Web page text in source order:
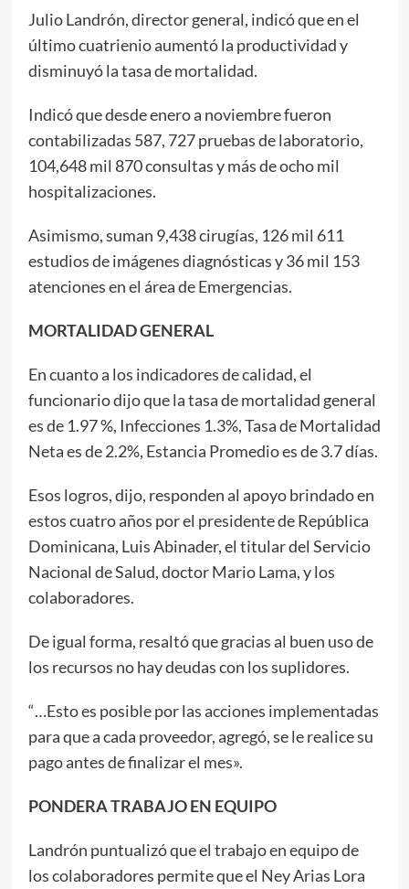
Julio Landrón, director general, indicó que en el
último cuatrienio aumentó la productividad y
disminuyó la tasa de mortalidad.
Indicó que desde enero a noviembre fueron
contabilizadas 587, 727 pruebas de laboratorio,
104,648 mil 870 consultas y más de ocho mil
hospitalizaciones.
Asimismo, suman 9,438 cirugías, 126 mil 611
estudios de imágenes diagnósticas y 36 mil 153
atenciones en el área de Emergencias.
MORTALIDAD GENERAL
En cuanto a los indicadores de calidad, el
funcionario dijo que la tasa de mortalidad general
es de 1.97 %, Infecciones 1.3%, Tasa de Mortalidad
Neta es de 2.2%, Estancia Promedio es de 3.7 días.
Esos logros, dijo, responden al apoyo brindado en
estos cuatro años por el presidente de República
Dominicana, Luis Abinader, el titular del Servicio
Nacional de Salud, doctor Mario Lama, y los
colaboradores.
De igual forma, resaltó que gracias al buen uso de
los recursos no hay deudas con los suplidores.
“…Esto es posible por las acciones implementadas
para que a cada proveedor, agregó, se le realice su
pago antes de finalizar el mes».
PONDERA TRABAJO EN EQUIPO
Landrón puntualizó que el trabajo en equipo de
los colaboradores permite que el Ney Arias Lora